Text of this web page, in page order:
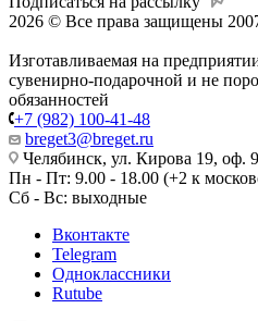
2026 © Все права защищены
Изготавливаемая на
сувенирно-подарочной и не
обязанностей
+7 (982) 100-41-48
breget3@breget.ru
Челябинск, ул. Кирова 19, оф.
Пн - Пт: 9.00 - 18.00 (+2 к
Сб - Вс: выходные
Вконтакте
Telegram
Одноклассники
Rutube